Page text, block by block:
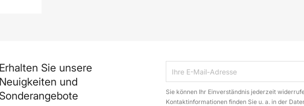
Erhalten Sie unsere
Neuigkeiten und
Sonderangebote
Sie können Ihr Einverständnis jederzeit
Kontaktinformationen finden Sie u. a. in der